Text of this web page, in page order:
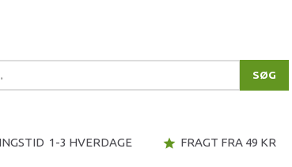
SØG
1-3 HVERDAGE star FRAGT FRA 49 KR